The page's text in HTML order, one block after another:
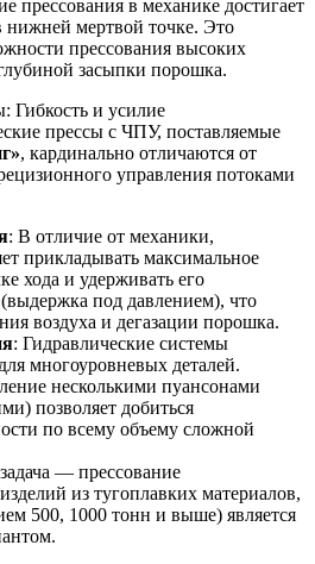
прессования в механике достигает
нижней мертвой точке. Это
прессования высоких
засыпки порошка.
Гибкость и усилие
прессы с ЧПУ, поставляемые
, кардинально отличаются от
управления потоками
: В отличие от механики,
прикладывать максимальное
хода и удерживать его
под давлением), что
воздуха и дегазации порошка.
: Гидравлические системы
многоуровневых деталей.
несколькими пуансонами
позволяет добиться
по всему объему сложной
— прессование
из тугоплавких материалов,
500, 1000 тонн и выше) является